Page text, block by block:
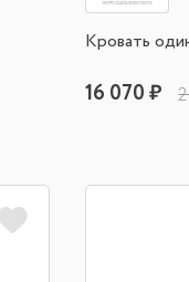
Кровать
16 070 ₽